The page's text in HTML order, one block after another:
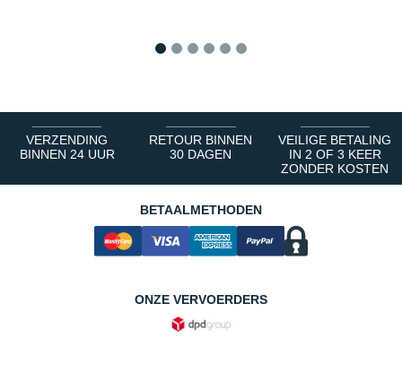
VERZENDING
BINNEN 24 UUR
RETOUR BINNEN
30 DAGEN
VEILIGE BETALING
IN 2 OF 3 KEER
ZONDER KOSTEN
BETAALMETHODEN
ONZE VERVOERDERS